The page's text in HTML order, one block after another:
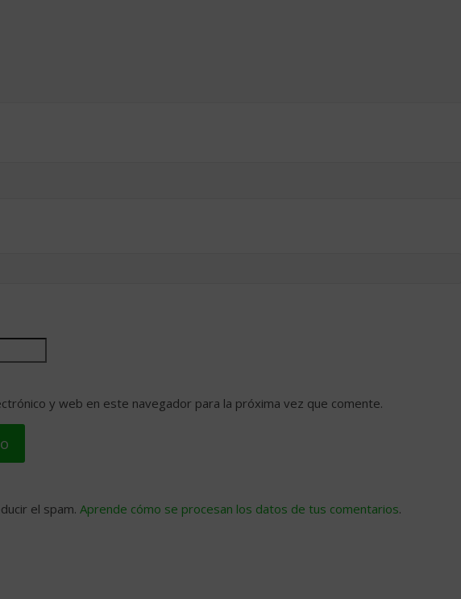
y web en este navegador para la próxima vez que comente.
el spam. Aprende cómo se procesan los datos de tus comentarios.